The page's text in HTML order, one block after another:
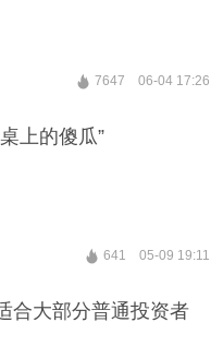
7647 06-04 17:26
上的傻瓜”
641 05-09 19:11
合大部分普通投资者